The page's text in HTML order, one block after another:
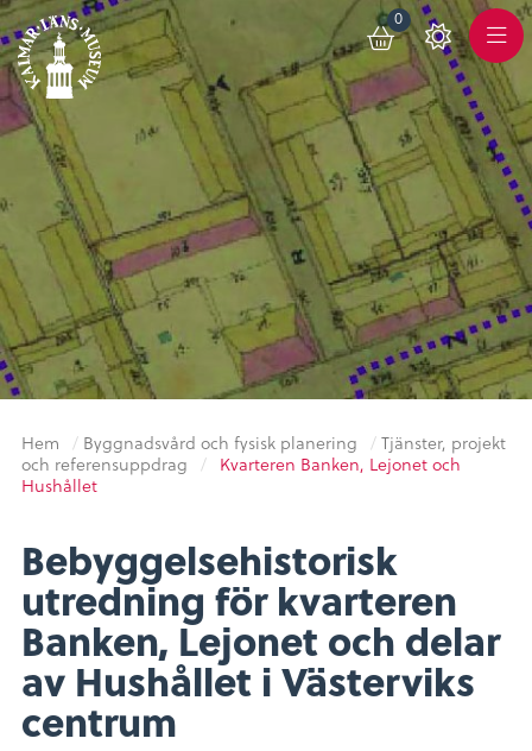
Varukorg
0 Toggle
Color
Scheme
Meny
Hem / Byggnadsvård och fysisk planering /Tjänster, projekt
och referensuppdrag / Kvarteren Banken, Lejonet och
Hushållet
Bebyggelsehistorisk
utredning för kvarteren
Banken, Lejonet och delar
av Hushållet i Västerviks
centrum